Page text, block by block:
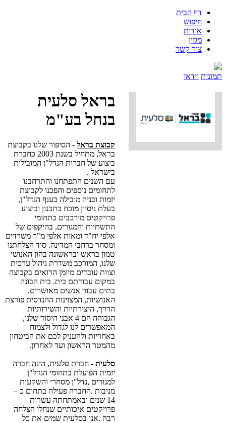
דף הבית
חיפוש
אודות
מגזין
צור קשר
תמונות וידאו
בראל סלעית
בנחל בע"מ
קבוצת בראל
‬בישראל‭. ‬
‬יזמות‭ ‬ובניה‭ ‬מובילה‭ ‬בענף‭ ‬הנדל‭"‬ן‭,
‬שלנו, ‬המורכב‭ ‬משדרת‭ ‬ניהול‭ ‬ערכית
‬בתים‭ ‬עבור‭ ‬אנשים‭ ‬מאושרים.
‬הגבוהה‭ ‬הם‭ ‬4‭ ‬אבני‭ ‬היסוד‭ ‬שלנו,
‬מהמטר‭ ‬הראשון‭ ‬ועד‭ ‬לאחרון‭.
סלעית
‬מניבות‭. ‬החברה‭ ‬פעילה‭ ‬בתחום‭ ‬כ –